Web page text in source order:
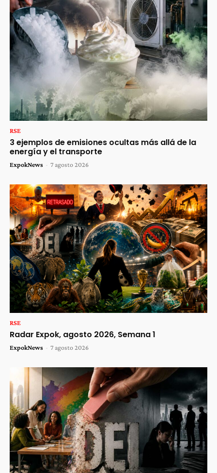
RSE
3 ejemplos de emisiones ocultas más allá de la
energía y el transporte
ExpokNews - 7 agosto 2026
RSE
Radar Expok, agosto 2026, Semana 1
ExpokNews - 7 agosto 2026